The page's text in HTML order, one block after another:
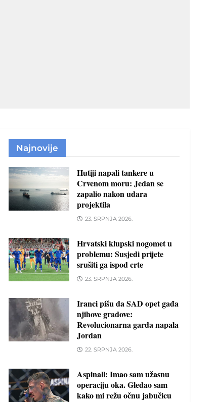
Najnovije
Hutiji napali tankere u
Crvenom moru: Jedan se
zapalio nakon udara
projektila
23. SRPNJA 2026.
Hrvatski klupski nogomet u
problemu: Susjedi prijete
srušiti ga ispod crte
23. SRPNJA 2026.
Iranci pišu da SAD opet gađa
njihove gradove:
Revolucionarna garda napala
Jordan
22. SRPNJA 2026.
Aspinall: Imao sam užasnu
operaciju oka. Gledao sam
kako mi režu očnu jabučicu